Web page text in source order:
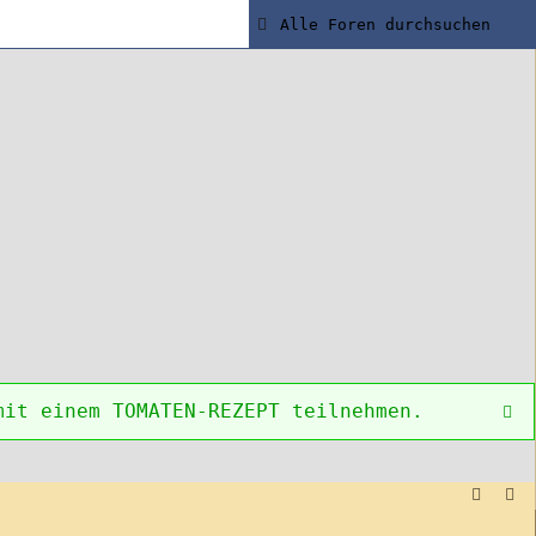
TOMATEN-REZEPT teilnehmen.